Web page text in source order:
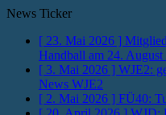
News Ticker
[ 23. Mai 2026 ]
Handball am 24. August
[ 3. Mai 2026 ] WJE2:
News WJE2
[ 2. Mai 2026 ] FÜ40: